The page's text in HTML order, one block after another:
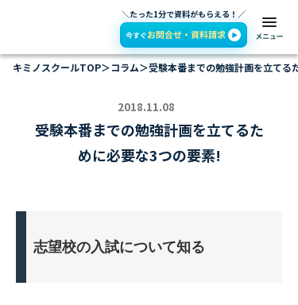
＼たった1分で資料がもらえる！／
キミノスクールTOP＞コラム＞受験本番までの勉強計画を立てる
2018.11.08
受験本番までの勉強計画を立てるた
めに必要な3つの要素!
志望校の入試について知る